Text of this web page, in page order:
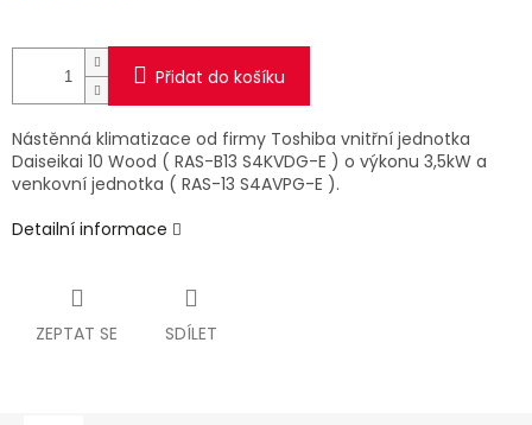
Přidat do košíku
Nástěnná klimatizace od firmy Toshiba vnitřní jednotka
Daiseikai 10 Wood ( RAS-B13 S4KVDG-E ) o výkonu 3,5kW a
venkovní jednotka ( RAS-13 S4AVPG-E ).
Detailní informace
ZEPTAT SE SDÍLET